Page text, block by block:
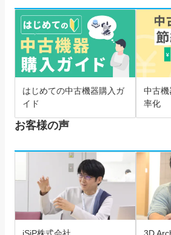
はじめての中古機器購入ガ
イド
中古
率化
お客様の声